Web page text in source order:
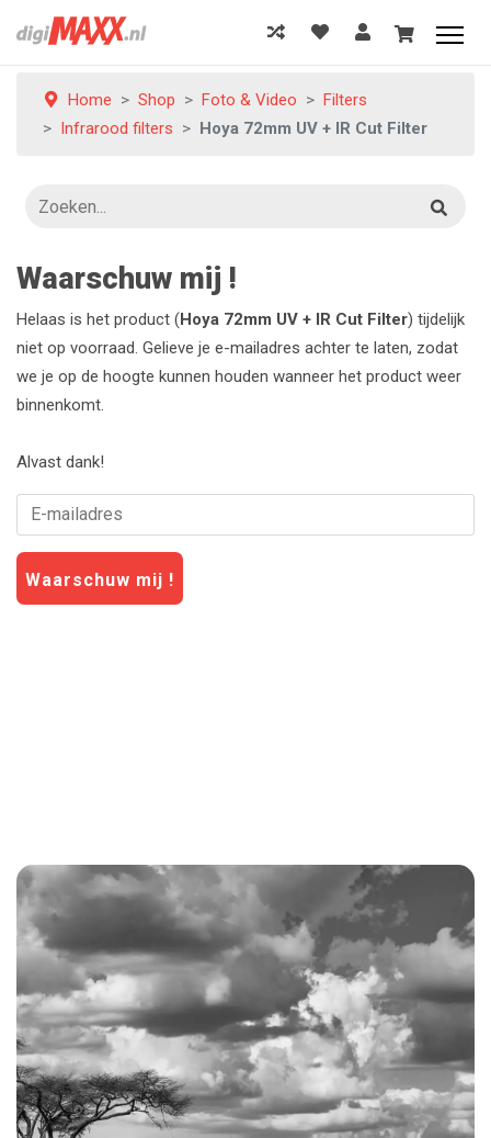
Home Shop Foto & Video
Filters
Infrarood filters
Hoya 72mm UV + IR Cut Filter
Waarschuw mij !
Helaas is het product (Hoya 72mm UV + IR Cut Filter) tijdelijk
niet op voorraad. Gelieve je e-mailadres achter te laten, zodat
we je op de hoogte kunnen houden wanneer het product weer
binnenkomt.
Alvast dank!